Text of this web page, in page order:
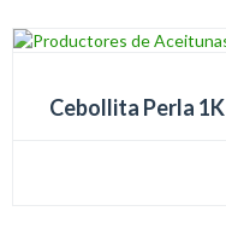
Cebollita Perla 1K